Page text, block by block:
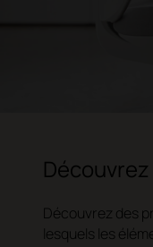
Découvrez des
lesquels les